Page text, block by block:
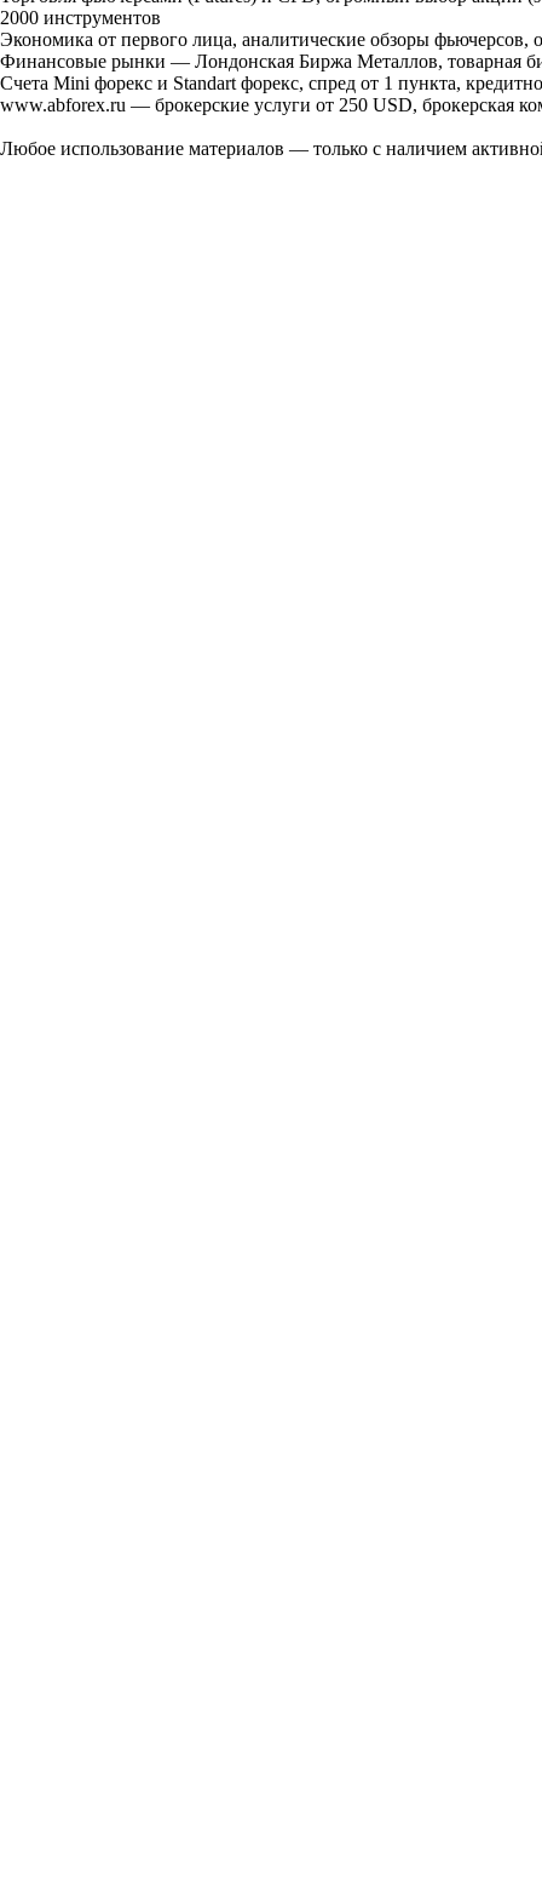
2000 инструментов
Экономика от первого лица, аналитические обзоры
Финансовые рынки — Лондонская Биржа Металлов, товарная
Счета Mini форекс и Standart форекс, спред от 1 пункта,
www.abforex.ru — брокерские услуги от 250 USD, брокерская
Любое использование материалов — только с наличием